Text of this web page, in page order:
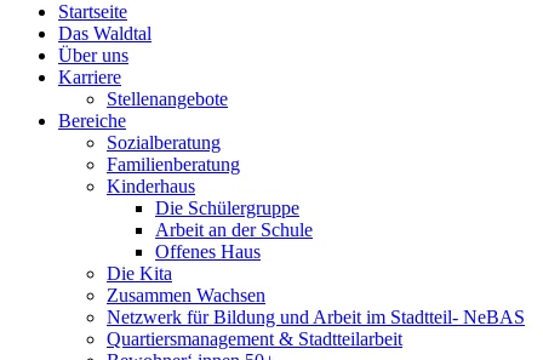
Startseite
Das Waldtal
Über uns
Karriere
Stellenangebote
Bereiche
Sozialberatung
Familienberatung
Kinderhaus
Die Schülergruppe
Arbeit an der Schule
Offenes Haus
Die Kita
Zusammen Wachsen
Netzwerk für Bildung und Arbeit im Stadtteil- NeBAS
Quartiersmanagement & Stadtteilarbeit